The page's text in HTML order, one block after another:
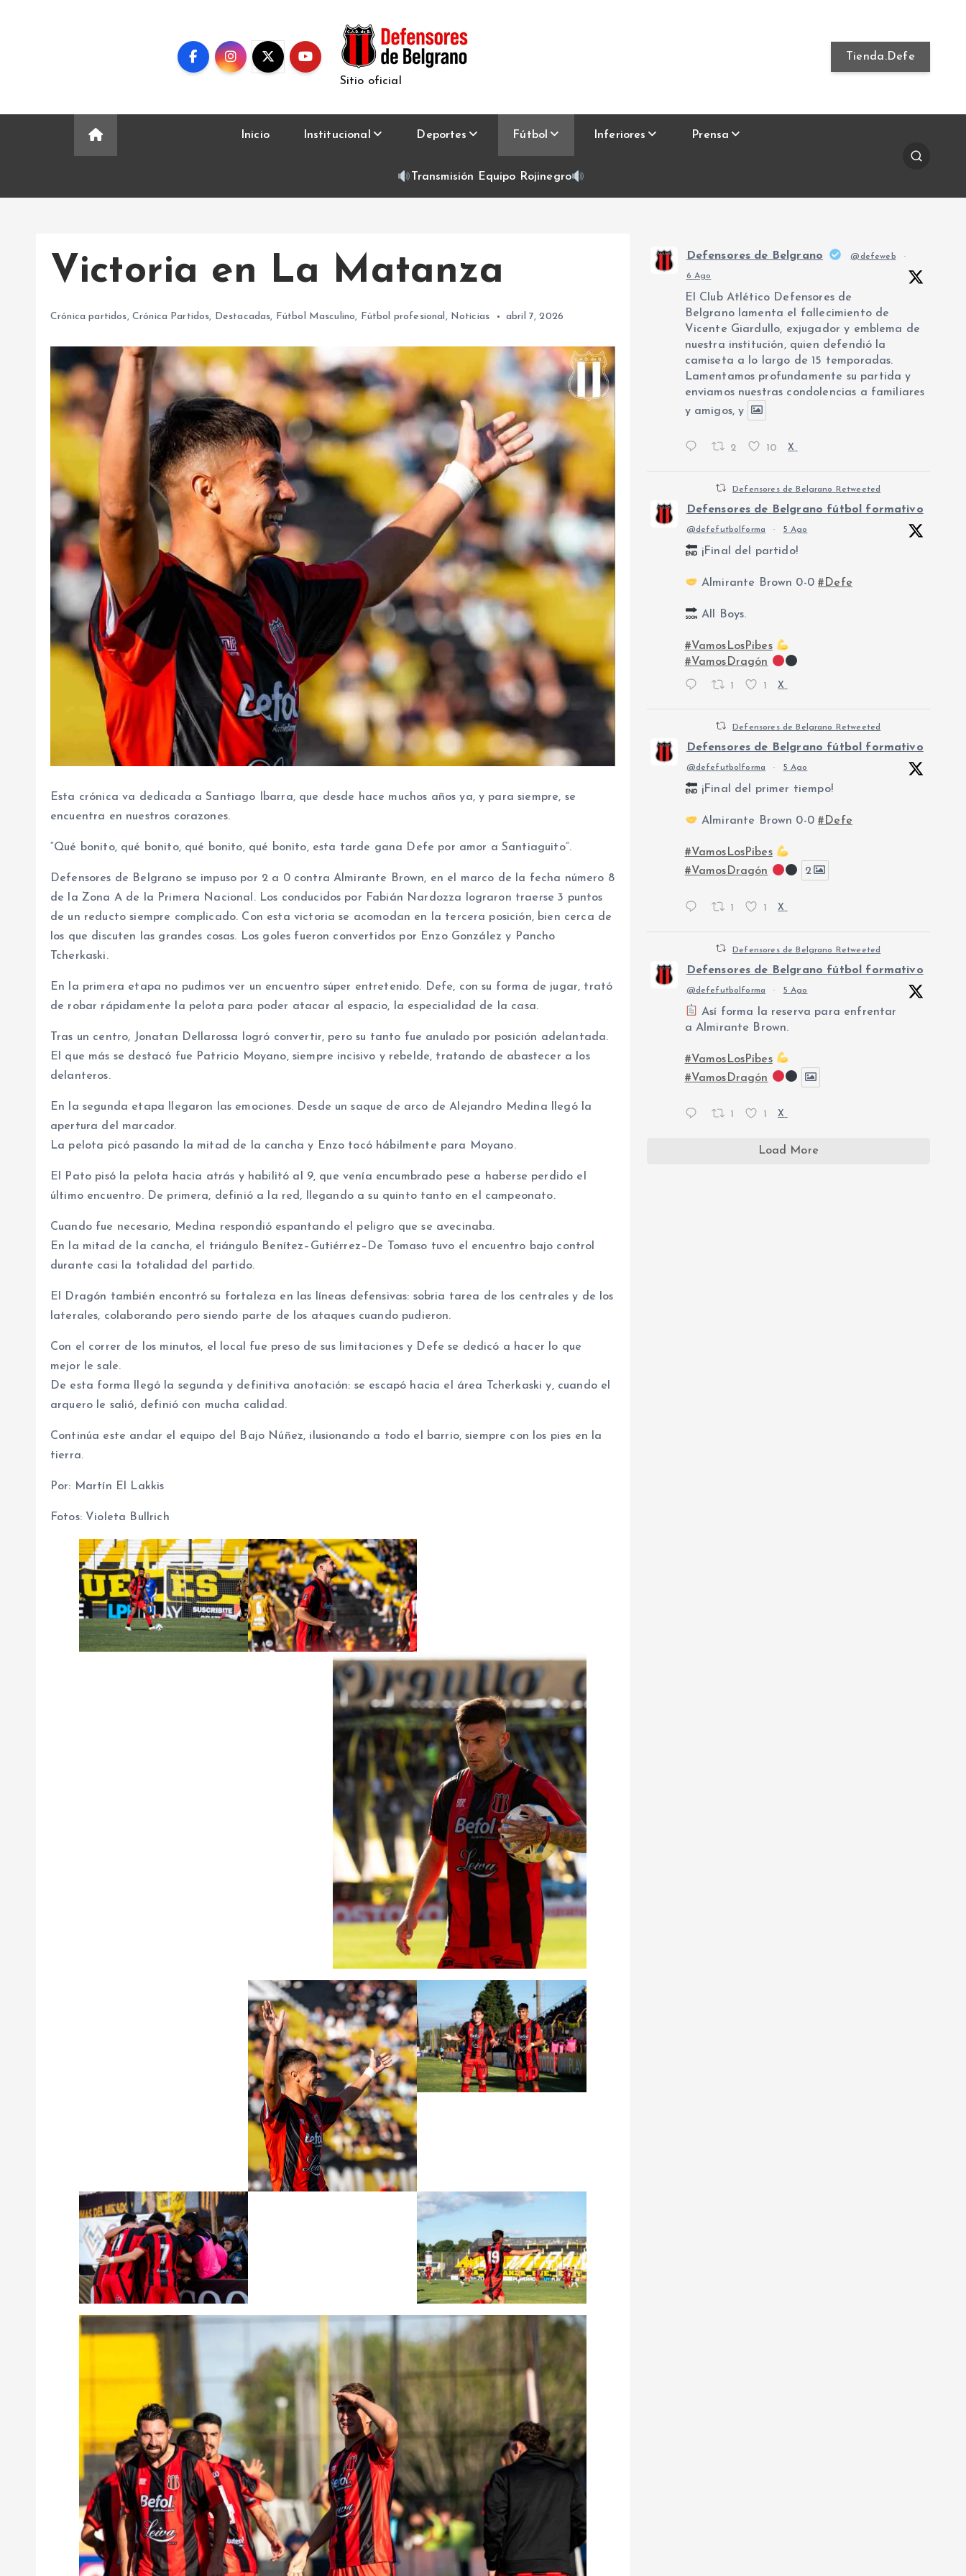
Sitio oficial
Tienda.Defe
Inicio Institucional Deportes Fútbol Inferiores Prensa
Transmisión Equipo Rojinegro
Victoria en La Matanza
Crónica partidos, Crónica Partidos, Destacadas, Fútbol Masculino, Fútbol profesional, Noticias abril 7, 2026
Esta crónica va dedicada a Santiago Ibarra, que desde hace muchos años ya, y para siempre, se
encuentra en nuestros corazones.
“Qué bonito, qué bonito, qué bonito, qué bonito, esta tarde gana Defe por amor a Santiaguito”.
Defensores de Belgrano se impuso por 2 a 0 contra Almirante Brown, en el marco de la fecha número 8
de la Zona A de la Primera Nacional. Los conducidos por Fabián Nardozza lograron traerse 3 puntos
de un reducto siempre complicado. Con esta victoria se acomodan en la tercera posición, bien cerca de
los que discuten las grandes cosas. Los goles fueron convertidos por Enzo González y Pancho
Tcherkaski.
En la primera etapa no pudimos ver un encuentro súper entretenido. Defe, con su forma de jugar, trató
de robar rápidamente la pelota para poder atacar al espacio, la especialidad de la casa.
Tras un centro, Jonatan Dellarossa logró convertir, pero su tanto fue anulado por posición adelantada.
El que más se destacó fue Patricio Moyano, siempre incisivo y rebelde, tratando de abastecer a los
delanteros.
En la segunda etapa llegaron las emociones. Desde un saque de arco de Alejandro Medina llegó la
apertura del marcador.
La pelota picó pasando la mitad de la cancha y Enzo tocó hábilmente para Moyano.
El Pato pisó la pelota hacia atrás y habilitó al 9, que venía encumbrado pese a haberse perdido el
último encuentro. De primera, definió a la red, llegando a su quinto tanto en el campeonato.
Cuando fue necesario, Medina respondió espantando el peligro que se avecinaba.
En la mitad de la cancha, el triángulo Benítez–Gutiérrez–De Tomaso tuvo el encuentro bajo control
durante casi la totalidad del partido.
El Dragón también encontró su fortaleza en las líneas defensivas: sobria tarea de los centrales y de los
laterales, colaborando pero siendo parte de los ataques cuando pudieron.
Con el correr de los minutos, el local fue preso de sus limitaciones y Defe se dedicó a hacer lo que
mejor le sale.
De esta forma llegó la segunda y definitiva anotación: se escapó hacia el área Tcherkaski y, cuando el
arquero le salió, definió con mucha calidad.
Continúa este andar el equipo del Bajo Núñez, ilusionando a todo el barrio, siempre con los pies en la
tierra.
Por: Martín El Lakkis
Fotos: Violeta Bullrich
Defensores de Belgrano @defeweb ·
6 Ago
El Club Atlético Defensores de
Belgrano lamenta el fallecimiento de
Vicente Giardullo, exjugador y emblema de
nuestra institución, quien defendió la
camiseta a lo largo de 15 temporadas.
Lamentamos profundamente su partida y
enviamos nuestras condolencias a familiares
y amigos, y
2 10 X
Defensores de Belgrano Retweeted
Defensores de Belgrano fútbol formativo
@defefutbolforma · 5 Ago
¡Final del partido!
Almirante Brown 0-0#Defe
All Boys.
#VamosLosPibes
#VamosDragón
1 1 X
Defensores de Belgrano Retweeted
Defensores de Belgrano fútbol formativo
@defefutbolforma · 5 Ago
¡Final del primer tiempo!
Almirante Brown 0-0#Defe
#VamosLosPibes
#VamosDragón
2
1 1 X
Defensores de Belgrano Retweeted
Defensores de Belgrano fútbol formativo
@defefutbolforma · 5 Ago
Así forma la reserva para enfrentar
a Almirante Brown.
#VamosLosPibes
#VamosDragón
1 1 X
Load More